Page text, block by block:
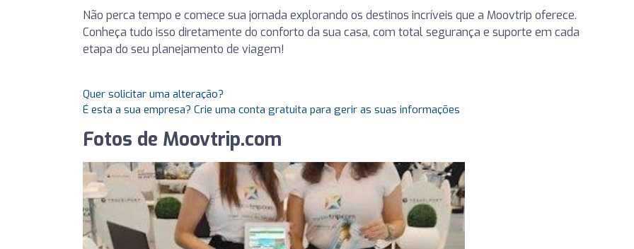
Não perca tempo e comece sua jornada explorando os destinos incríveis que a Moovtrip oferece.
Conheça tudo isso diretamente do conforto da sua casa, com total segurança e suporte em cada
etapa do seu planejamento de viagem!
Quer solicitar uma alteração?
É esta a sua empresa? Crie uma conta gratuita para gerir as suas informações
Fotos de Moovtrip.com